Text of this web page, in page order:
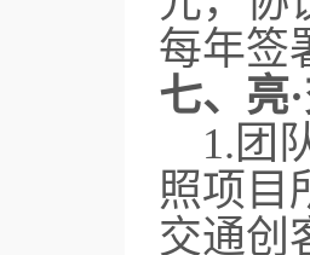
每年签
七、亮
1.团
照项目
交通创